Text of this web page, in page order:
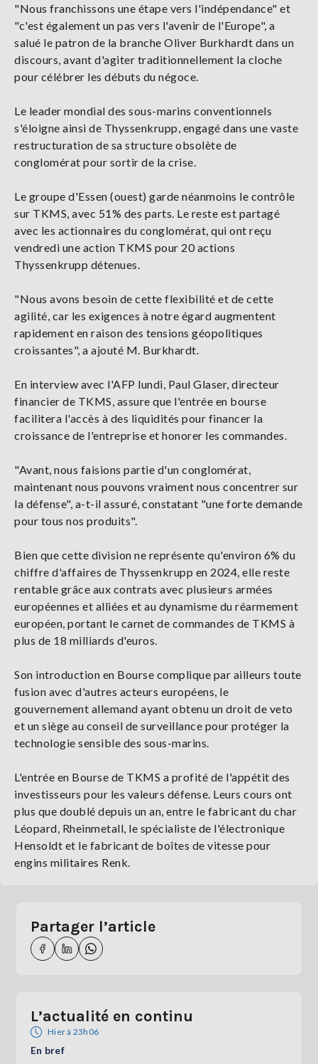
"Nous franchissons une étape vers l'indépendance" et
"c'est également un pas vers l'avenir de l'Europe", a
salué le patron de la branche Oliver Burkhardt dans un
discours, avant d'agiter traditionnellement la cloche
pour célébrer les débuts du négoce.
Le leader mondial des sous-marins conventionnels
s'éloigne ainsi de Thyssenkrupp, engagé dans une vaste
restructuration de sa structure obsolète de
conglomérat pour sortir de la crise.
Le groupe d'Essen (ouest) garde néanmoins le contrôle
sur TKMS, avec 51% des parts. Le reste est partagé
avec les actionnaires du conglomérat, qui ont reçu
vendredi une action TKMS pour 20 actions
Thyssenkrupp détenues.
"Nous avons besoin de cette flexibilité et de cette
agilité, car les exigences à notre égard augmentent
rapidement en raison des tensions géopolitiques
croissantes", a ajouté M. Burkhardt.
En interview avec l'AFP lundi, Paul Glaser, directeur
financier de TKMS, assure que l'entrée en bourse
facilitera l'accès à des liquidités pour financer la
croissance de l'entreprise et honorer les commandes.
"Avant, nous faisions partie d'un conglomérat,
maintenant nous pouvons vraiment nous concentrer sur
la défense", a-t-il assuré, constatant "une forte demande
pour tous nos produits".
Bien que cette division ne représente qu'environ 6% du
chiffre d'affaires de Thyssenkrupp en 2024, elle reste
rentable grâce aux contrats avec plusieurs armées
européennes et alliées et au dynamisme du réarmement
européen, portant le carnet de commandes de TKMS à
plus de 18 milliards d'euros.
Son introduction en Bourse complique par ailleurs toute
fusion avec d'autres acteurs européens, le
gouvernement allemand ayant obtenu un droit de veto
et un siège au conseil de surveillance pour protéger la
technologie sensible des sous-marins.
L'entrée en Bourse de TKMS a profité de l'appétit des
investisseurs pour les valeurs défense. Leurs cours ont
plus que doublé depuis un an, entre le fabricant du char
Léopard, Rheinmetall, le spécialiste de l'électronique
Hensoldt et le fabricant de boîtes de vitesse pour
engins militaires Renk.
Partager l’article
L’actualité en continu
Hier à 23h06
En bref